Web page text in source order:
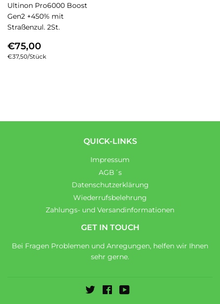
Ultinon Pro6000 Boost
Gen2 +450% mit
Straßenzul. 2St.
NORMALER
PREIS
€75,00
Einzelpreis
€37,50/pro
Stück
QUICK-LINKS
Impressum
AGB´s
Datenschutzerklärung
Wiederrufsbelehrung
Zahlungs- und Versandinformationen
GET IN TOUCH
Bei Fragen Problemen und Anregungen, helfen wir Ihnen
sehr gerne.
TwitterFacebook